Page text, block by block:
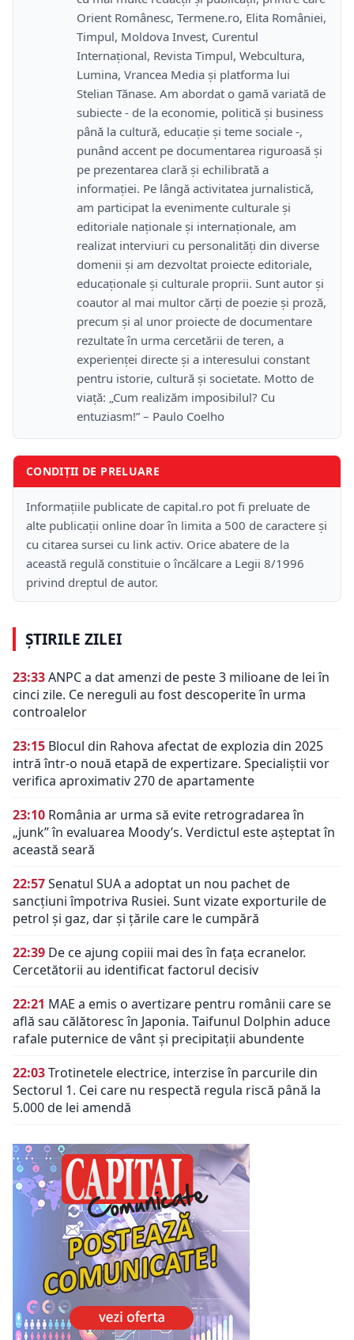
Orient Românesc, Termene.ro, Elita României,
Timpul, Moldova Invest, Curentul
Internațional, Revista Timpul, Webcultura,
Lumina, Vrancea Media și platforma lui
Stelian Tănase. Am abordat o gamă variată de
subiecte - de la economie, politică și business
până la cultură, educație și teme sociale -,
punând accent pe documentarea riguroasă și
pe prezentarea clară și echilibrată a
informației. Pe lângă activitatea jurnalistică,
am participat la evenimente culturale și
editoriale naționale și internaționale, am
realizat interviuri cu personalități din diverse
domenii și am dezvoltat proiecte editoriale,
educaționale și culturale proprii. Sunt autor și
coautor al mai multor cărți de poezie și proză,
precum și al unor proiecte de documentare
rezultate în urma cercetării de teren, a
experienței directe și a interesului constant
pentru istorie, cultură și societate. Motto de
viață: „Cum realizăm imposibilul? Cu
entuziasm!” – Paulo Coelho
CONDIȚII DE PRELUARE
Informațiile publicate de capital.ro pot fi preluate de
alte publicații online doar în limita a 500 de caractere și
cu citarea sursei cu link activ. Orice abatere de la
această regulă constituie o încălcare a Legii 8/1996
privind dreptul de autor.
ȘTIRILE ZILEI
23:33ANPC a dat amenzi de peste 3 milioane de lei în
cinci zile. Ce nereguli au fost descoperite în urma
controalelor
23:15 Blocul din Rahova afectat de explozia din 2025
intră într-o nouă etapă de expertizare. Specialiștii vor
verifica aproximativ 270 de apartamente
23:10 România ar urma să evite retrogradarea în
„junk” în evaluarea Moody’s. Verdictul este așteptat în
această seară
22:57Senatul SUA a adoptat un nou pachet de
sancțiuni împotriva Rusiei. Sunt vizate exporturile de
petrol și gaz, dar și țările care le cumpără
22:39 De ce ajung copiii mai des în fața ecranelor.
Cercetătorii au identificat factorul decisiv
22:21 MAE a emis o avertizare pentru românii care se
află sau călătoresc în Japonia. Taifunul Dolphin aduce
rafale puternice de vânt și precipitații abundente
22:03Trotinetele electrice, interzise în parcurile din
Sectorul 1. Cei care nu respectă regula riscă până la
5.000 de lei amendă